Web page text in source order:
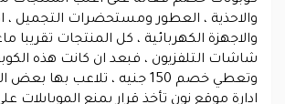
والاحذية ، العطور ومستحضرات التجميل ،
والاجهزة الكهربائية ، كل المنتجات تقريبا
شاشات التلفزيون ، فبعد ان كانت هذه
وتعطي خصم 150 جنيه ، تلاعب بها
ادارة موقع نون تأخذ قرار بمنع الموبايلات